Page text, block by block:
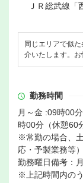
ＪＲ総武線「
同じエリアで似
介いたします。
勤務時間
月～金 :09時00
時00分（休憩60
※常勤の場合、
応・予製業務等）
勤務曜日備考：
※上記時間内の